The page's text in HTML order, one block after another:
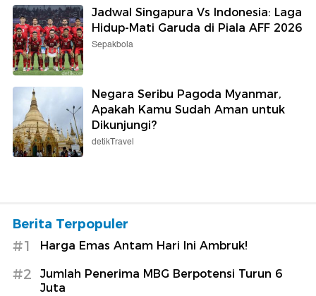
Jadwal Singapura Vs Indonesia: Laga
Hidup-Mati Garuda di Piala AFF 2026
Sepakbola
Negara Seribu Pagoda Myanmar,
Apakah Kamu Sudah Aman untuk
Dikunjungi?
detikTravel
Berita Terpopuler
#1 Harga Emas Antam Hari Ini Ambruk!
#2
Jumlah Penerima MBG Berpotensi Turun 6
Juta